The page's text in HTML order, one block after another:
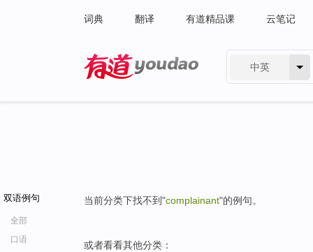
词典 翻译 有道精品课 云笔记
中英
双语例句
全部
口语
当前分类下找不到"complainant"的例句。
或者看看其他分类：